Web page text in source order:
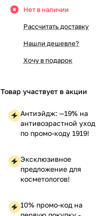
Нет в наличии
Рассчитать доставку
Нашли дешевле?
Хочу в подарок
Товар участвует в акции
Антиэйдж: —19% на
антивозрастной уход
по промо-коду 1919!
Эксклюзивное
предложение для
косметологов!
10% промо-код на